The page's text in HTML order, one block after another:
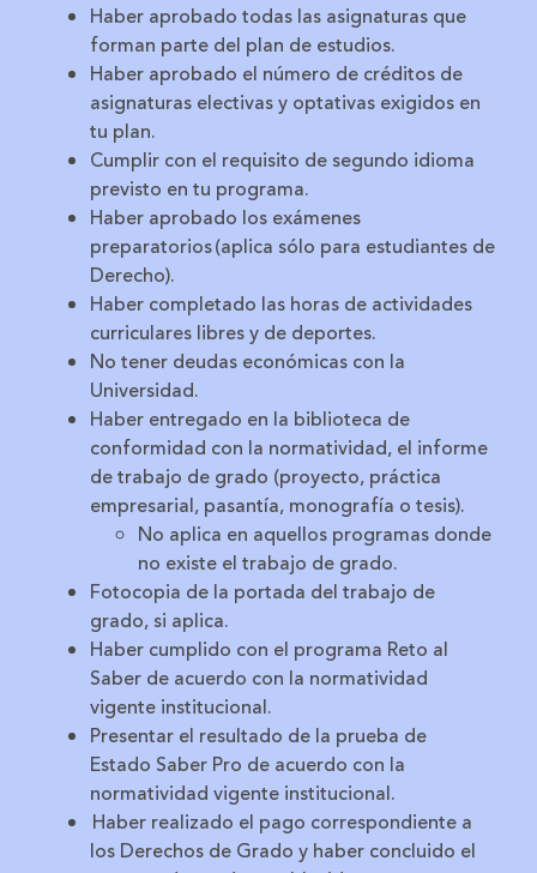
Haber aprobado todas las asignaturas que
forman parte del plan de estudios.
Haber aprobado el número de créditos de
asignaturas electivas y optativas exigidos en
tu plan.
Cumplir con el requisito de segundo idioma
previsto en tu programa.
Haber aprobado los exámenes
preparatorios (aplica sólo para estudiantes de
Derecho).
Haber completado las horas de actividades
curriculares libres y de deportes.
No tener deudas económicas con la
Universidad.
Haber entregado en la biblioteca de
conformidad con la normatividad, el informe
de trabajo de grado (proyecto, práctica
empresarial, pasantía, monografía o tesis).
No aplica en aquellos programas donde
no existe el trabajo de grado.
Fotocopia de la portada del trabajo de
grado, si aplica.
Haber cumplido con el programa Reto al
Saber de acuerdo con la normatividad
vigente institucional.
Presentar el resultado de la prueba de
Estado Saber Pro de acuerdo con la
normatividad vigente institucional.
Haber realizado el pago correspondiente a
los Derechos de Grado y haber concluido el